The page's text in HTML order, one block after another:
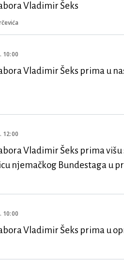
Vladimir Šeks
10:00
Vladimir Šeks prima u
12:00
Vladimir Šeks prima
njemačkog Bundestaga u
10:00
Vladimir Šeks prima u